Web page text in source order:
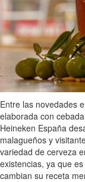
Entre las novedades
elaborada con
Heineken España
malagueños y
variedad de cerveza
existencias, ya que
cambian su receta